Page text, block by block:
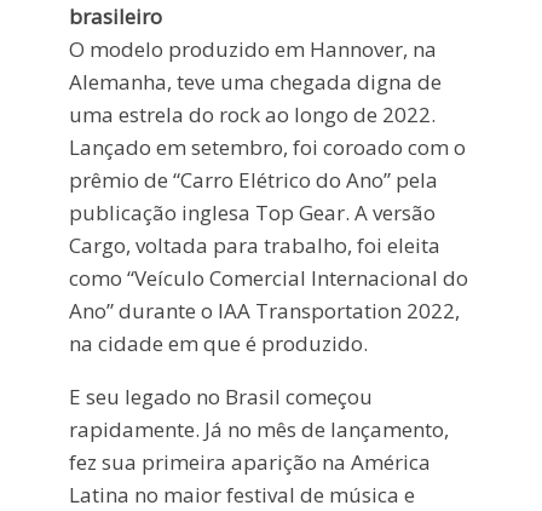
brasileiro
O modelo produzido em Hannover, na
Alemanha, teve uma chegada digna de
uma estrela do rock ao longo de 2022.
Lançado em setembro, foi coroado com o
prêmio de “Carro Elétrico do Ano” pela
publicação inglesa Top Gear. A versão
Cargo, voltada para trabalho, foi eleita
como “Veículo Comercial Internacional do
Ano” durante o IAA Transportation 2022,
na cidade em que é produzido.
E seu legado no Brasil começou
rapidamente. Já no mês de lançamento,
fez sua primeira aparição na América
Latina no maior festival de música e